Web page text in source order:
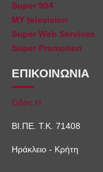
Super 904
MY television
Super Web Services
Super Promotion
ΕΠΙΚΟΙΝΩΝΙΑ
Οδός Η
ΒΙ.ΠΕ. Τ.Κ. 71408
Ηράκλειο - Κρήτη